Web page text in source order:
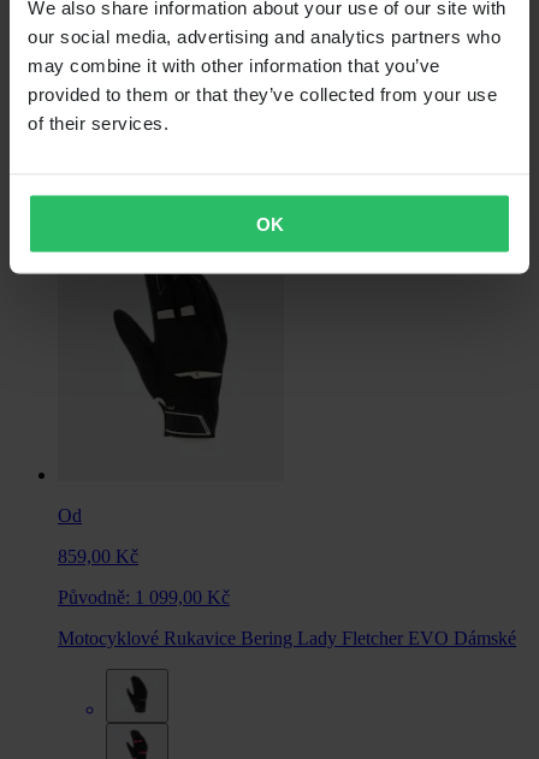
We also share information about your use of our site with
our social media, advertising and analytics partners who
may combine it with other information that you’ve
provided to them or that they’ve collected from your use
of their services.
OK
1 339,00 Kč
Původně:
1 699,00 Kč
Motocyklové Rukavice Bering Trend Dámské
Od
859,00 Kč
Původně: 1 099,00 Kč
Motocyklové Rukavice Bering Lady Fletcher EVO Dámské